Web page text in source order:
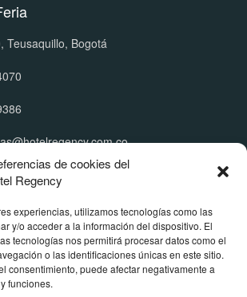
de cookies del
Regency
experiencias, utilizamos tecnologías como las
y/o acceder a la información del dispositivo. El
tecnologías nos permitirá procesar datos como el
o las identificaciones únicas en este sitio.
consentimiento, puede afectar negativamente a
funciones.
Teusaquillo, Bogotá
de datos
y cancelación
de edad
Publicitarias